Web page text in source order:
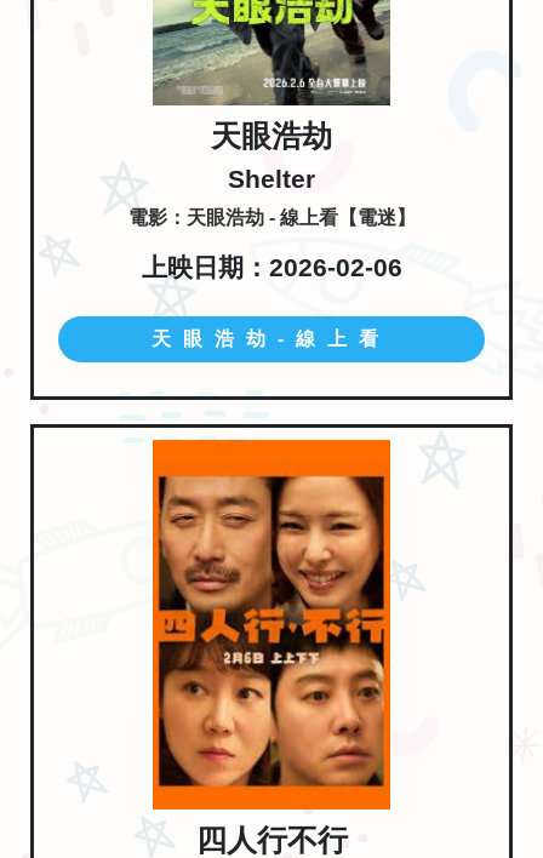
天眼浩劫
Shelter
電影：天眼浩劫 - 線上看【電迷】
上映日期：2026-02-06
天眼浩劫-線上看
四人行不行